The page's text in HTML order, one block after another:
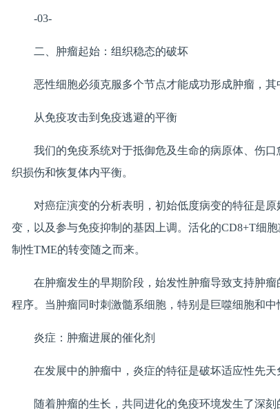
-03-
二、肿瘤起始：组织稳态的破坏
恶性细胞必须克服多个节点才能成功形成肿瘤，
从免疫攻击到免疫逃避的平衡
我们的免疫系统对于抵御危及生命的病原体、伤
织损伤和恢复体内平衡。
对癌症演变的分析表明，初始低度病变的特征是
变，以及参与免疫抑制的基因上调。活化的CD8+T细
制性TME的转变随之而来。
在肿瘤发生的早期阶段，始发性肿瘤导致支持肿
程序。当肿瘤同时刺激髓系细胞，特别是巨噬细胞和
炎症：肿瘤进展的催化剂
在发展中的肿瘤中，炎症的特征是破坏适应性先
随着肿瘤的生长，共同进化的免疫环境发生了深